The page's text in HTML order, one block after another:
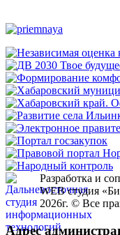
Разработка и
WEB студия
2026г. © Все
Адрес